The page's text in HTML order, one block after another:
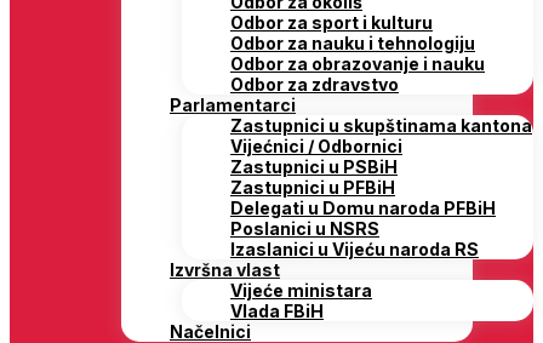
Odbor za sport i kulturu
Odbor za nauku i tehnologiju
Odbor za obrazovanje i nauku
Odbor za zdravstvo
Parlamentarci
Zastupnici u skupštinama kantona
Vijećnici / Odbornici
Zastupnici u PSBiH
Zastupnici u PFBiH
Delegati u Domu naroda PFBiH
Poslanici u NSRS
Izaslanici u Vijeću naroda RS
Izvršna vlast
Vijeće ministara
Vlada FBiH
Načelnici